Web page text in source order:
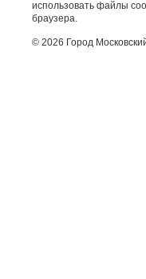
использовать файлы
браузера.
© 2026 Город